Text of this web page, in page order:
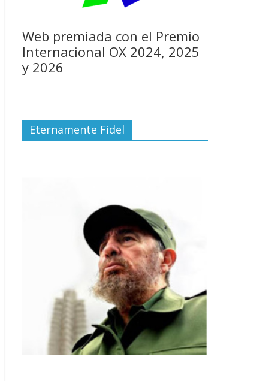
Web premiada con el Premio
Internacional OX 2024, 2025
y 2026
Eternamente Fidel